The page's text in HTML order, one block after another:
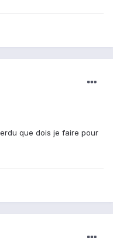
que dois je faire pour